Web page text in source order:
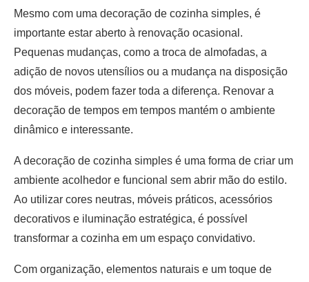
Mesmo com uma decoração de cozinha simples, é
importante estar aberto à renovação ocasional.
Pequenas mudanças, como a troca de almofadas, a
adição de novos utensílios ou a mudança na disposição
dos móveis, podem fazer toda a diferença. Renovar a
decoração de tempos em tempos mantém o ambiente
dinâmico e interessante.
A decoração de cozinha simples é uma forma de criar um
ambiente acolhedor e funcional sem abrir mão do estilo.
Ao utilizar cores neutras, móveis práticos, acessórios
decorativos e iluminação estratégica, é possível
transformar a cozinha em um espaço convidativo.
Com organização, elementos naturais e um toque de